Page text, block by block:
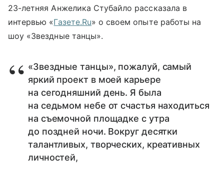
23-летняя Анжелика Стубайло рассказала в
интервью «Газете.Ru» о своем опыте работы на
шоу «Звездные танцы».
«Звездные танцы», пожалуй, самый
яркий проект в моей карьере
на сегодняшний день. Я была
на седьмом небе от счастья находиться
на съемочной площадке с утра
до поздней ночи. Вокруг десятки
талантливых, творческих, креативных
личностей,